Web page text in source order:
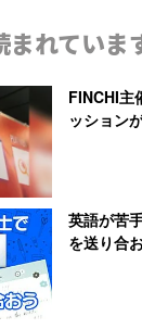
まれていま
FINCHI主
ッション
英語が苦
を送り合